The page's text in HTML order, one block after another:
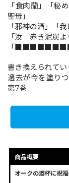
「食肉蘭」「秘
聖母」
「邪神の酒」「
「汝 赤き泥炭よ
「■■■■■■■■
書き換えられてい
過去が今を塗り
第7巻
商品概要
オークの酒杯に祝